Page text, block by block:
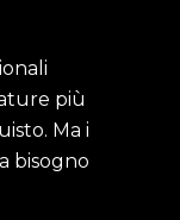
più
Ma i
bisogno